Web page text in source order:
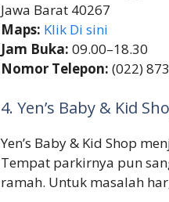
Jawa Barat 40267
Maps: Klik Di sini
Jam Buka: 09.00–18.30
Nomor Telepon: (022)
4. Yen’s Baby & Kid
Yen’s Baby & Kid Shop
Tempat parkirnya pun
ramah. Untuk masalah